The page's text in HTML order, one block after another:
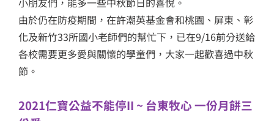
由於仍在防疫期間，在許潮英基金會和桃園、屏東、彰
化及新竹33所國小老師們的幫忙下，已在9/16前分送給
各校需要更多愛與關懷的學童們，大家一起歡喜過中秋
節。
2021仁寶公益不能停II ~ 台東牧心 一份月餅三